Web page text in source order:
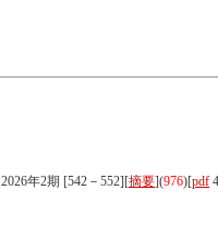
2026年2期 [542－552][摘要](976)[pdf